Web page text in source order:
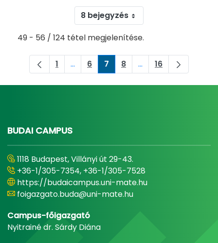
8 bejegyzés
49 - 56 / 124 tétel megjelenítése.
Oldal
1 ...Köztes oldalak Navigáljon a TAB
Oldal
6 Oldal
7 Oldal
8 ...Köztes oldalak
Oldal
16
BUDAI CAMPUS
1118 Budapest, Villányi út 29-43.
+36-1/305-7354, +36-1/305-7528
https://budaicampus.uni-mate.hu
foigazgato.buda@uni-mate.hu
Campus-főigazgató
Nyitrainé dr. Sárdy Diána